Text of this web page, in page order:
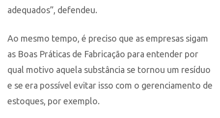
adequados”, defendeu.
Ao mesmo tempo, é preciso que as empresas sigam
as Boas Práticas de Fabricação para entender por
qual motivo aquela substância se tornou um resíduo
e se era possível evitar isso com o gerenciamento de
estoques, por exemplo.